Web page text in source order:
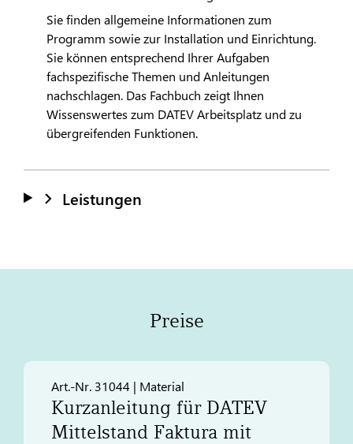
Sie finden allgemeine Informationen zum
Programm sowie zur Installation und Einrichtung.
Sie können entsprechend Ihrer Aufgaben
fachspezifische Themen und Anleitungen
nachschlagen. Das Fachbuch zeigt Ihnen
Wissenswertes zum DATEVArbeitsplatz und zu
übergreifenden Funktionen.
Leistungen
Preise
Art.-Nr. 31044 | Material
Kurzanleitung für DATEV
Mittelstand Faktura mit